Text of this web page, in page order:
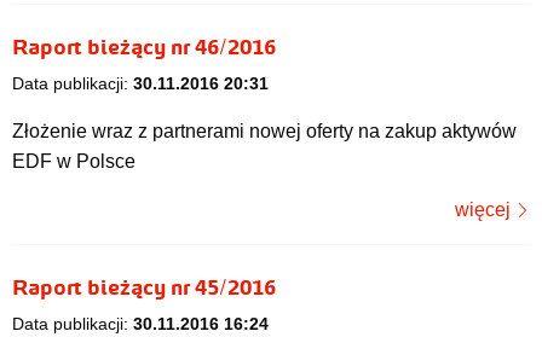
Raport bieżący nr 46/2016
Data publikacji: 30.11.2016 20:31
Złożenie wraz z partnerami nowej oferty na zakup aktywów
EDF w Polsce
więcej
Raport bieżący nr 45/2016
Data publikacji: 30.11.2016 16:24